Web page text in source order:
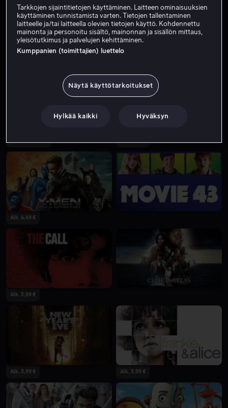
Alk. 4,49 €
Alk. 3,99 €
Alk. 3,99 € Alk. 3,99 €
Tarkkojen sijaintitietojen käyttäminen. Laitteen ominaisuuksien
käyttäminen tunnistamista varten. Tietojen tallentaminen
laitteelle ja/tai laitteella olevien tietojen käyttö. Kohdennettu
mainonta ja personoitu sisältö, mainonnan ja sisällön mittaus,
yleisötutkimus ja palvelujen kehittäminen.
Kumppanien (toimittajien) luettelo
Näytä käyttötarkoitukset
Hylkää kaikki Hyväksyn